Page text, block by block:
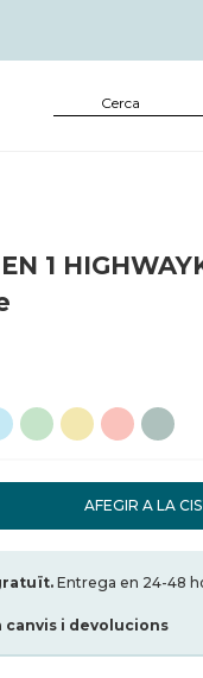
1
AFEGIR A LA
Entrega en 24-48
canvis i devolucions